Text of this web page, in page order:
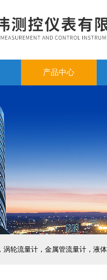
产品中心
轮流量计，金属管流量计，液